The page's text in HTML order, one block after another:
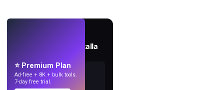
Crea fondos de pantalla
⭐ Premium Plan
Ad-free + 8K + bulk tools.
7-day free trial.